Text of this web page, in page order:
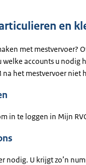
en
met mestvervoer?
welke accounts u
na het mestvervoer niet
in te loggen in Mijn
nodig. U krijgt zo’n